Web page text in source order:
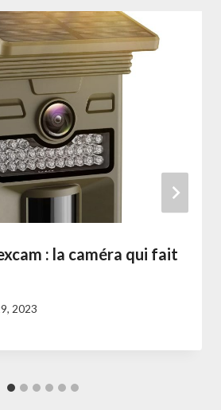
: la caméra qui fait
2023